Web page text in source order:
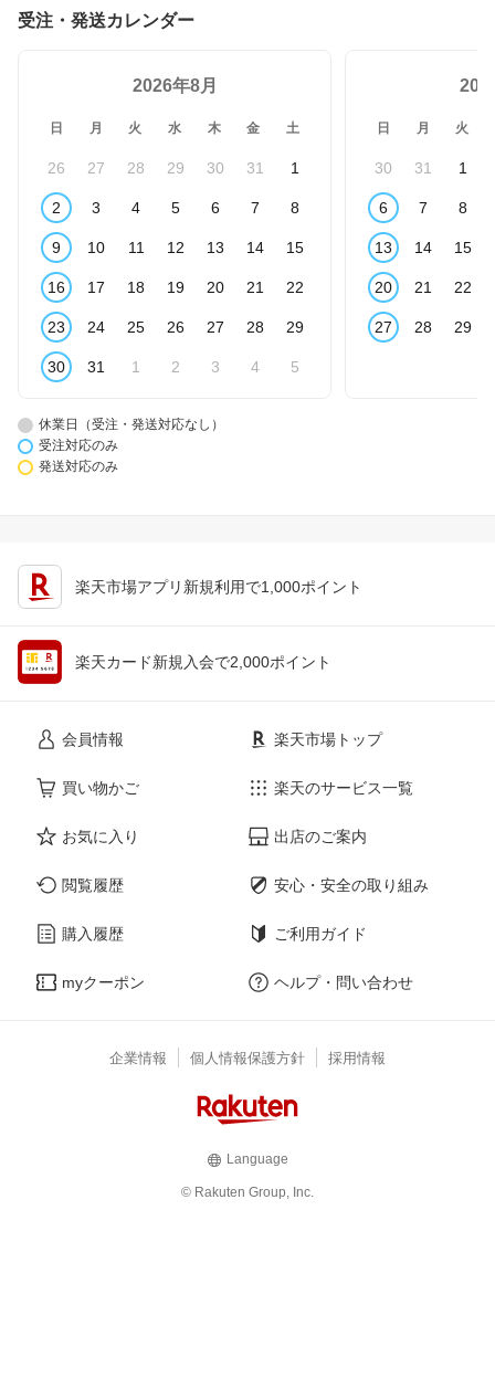
受注・発送カレンダー
2026年8月
日 月 火 水 木 金 土
26 27 28 29 30 31 1
2 3 4 5 6 7 8
9 10 11 12 13 14 15
16 17 18 19 20 21 22
23 24 25 26 27 28 29
30 31 1 2 3 4 5
日 月 火
30 31 1
6 7 8
13 14 15
20 21 22
27 28 29
休業日（受注・発送対応なし）
受注対応のみ
発送対応のみ
楽天市場アプリ新規利用で1,000ポイント
楽天カード新規入会で2,000ポイント
会員情報
買い物かご
お気に入り
閲覧履歴
購入履歴
myクーポン
楽天市場トップ
楽天のサービス一覧
出店のご案内
安心・安全の取り組み
ご利用ガイド
ヘルプ・問い合わせ
企業情報 個人情報保護方針 採用情報
Language
© Rakuten Group, Inc.